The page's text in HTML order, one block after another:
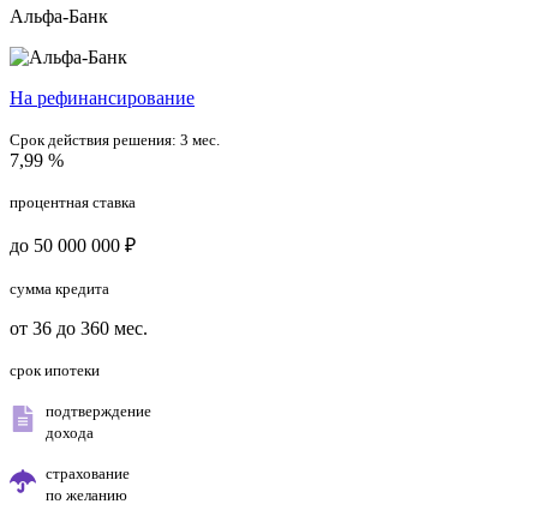
Альфа-Банк
На рефинансирование
Срок действия решения: 3 мес.
7,99 %
процентная ставка
до 50 000 000 ₽
сумма кредита
от 36 до 360 мес.
срок ипотеки
подтверждение
дохода
страхование
по желанию